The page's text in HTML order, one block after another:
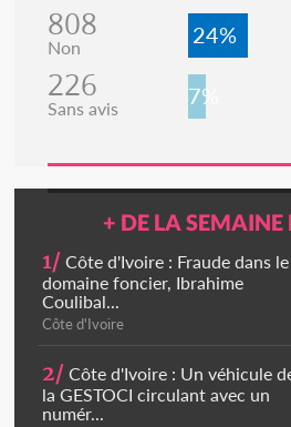
808
Non 24%
226
Sans avis 7%
+ DE LA SEMAINE
1/ Côte d'Ivoire : Fraude dans le
domaine foncier, Ibrahime
Coulibal...
Côte d'Ivoire
2/ Côte d'Ivoire : Un véhicule
la GESTOCI circulant avec un
numér...